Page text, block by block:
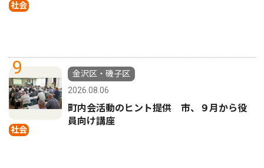
社会
9
社会
金沢区・磯子区
2026.08.06
町内会活動のヒント提供 市、９月から役
員向け講座